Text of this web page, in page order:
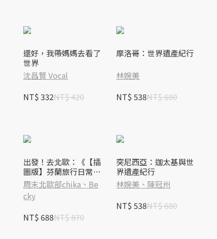
還好，我帶媽媽去看了
世界
沈昌賢 Vocal
NT$ 332NT$ 420
摩洛哥：世界遺產紀行
林婉美
NT$ 538NT$ 680
出發！去北歐：《【插
圖版】芬蘭旅行日常指
南》＋《曬冰島 UNLO
CK ICELAND》
周末北歐部chika、Be
cky
NT$ 688NT$ 870
突尼西亞：迦太基與世
界遺產紀行
林婉美、陳冠州
NT$ 538NT$ 680